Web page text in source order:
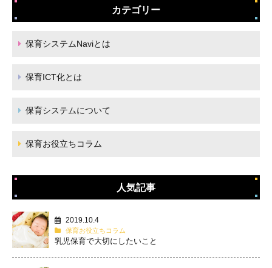
カテゴリー
保育システムNaviとは
保育ICT化とは
保育システムについて
保育お役立ちコラム
人気記事
2019.10.4
保育お役立ちコラム
乳児保育で大切にしたいこと